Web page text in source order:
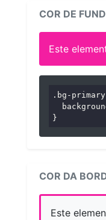
COR DE
Este
.bg-primary
}
COR DA
Este